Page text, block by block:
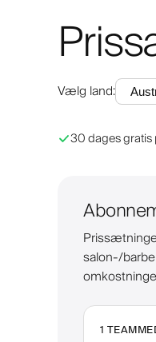
Vælg land:
30 dages
salon-/
1